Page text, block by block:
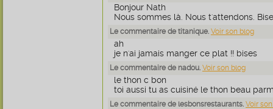
Bonjour Nath
Nous sommes là. Nous t'attendons.
Le commentaire de titanique. Voir son blog
ah
je n'ai jamais manger ce plat !! bises
Le commentaire de nadou. Voir son blog
le thon c bon
toi aussi tu as cuisiné le thon beau
Le commentaire de lesbonsrestaurants. Voir